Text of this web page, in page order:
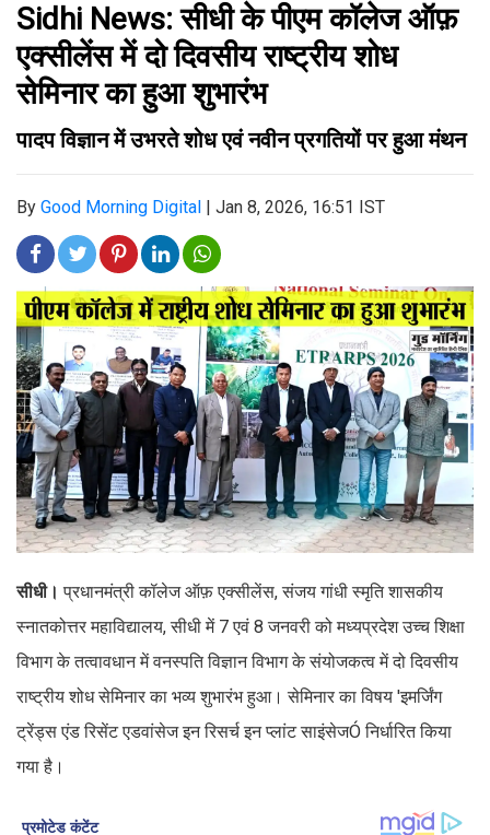
Sidhi News: सीधी के पीएम कॉलेज ऑफ़
एक्सीलेंस में दो दिवसीय राष्ट्रीय शोध
सेमिनार का हुआ शुभारंभ
पादप विज्ञान में उभरते शोध एवं नवीन प्रगतियों पर हुआ मंथन
By Good Morning Digital | Jan 8, 2026, 16:51 IST
सीधी।प्रधानमंत्री कॉलेज ऑफ़ एक्सीलेंस, संजय गांधी स्मृति शासकीय
स्नातकोत्तर महाविद्यालय, सीधी में 7 एवं 8 जनवरी को मध्यप्रदेश उच्च शिक्षा
विभाग के तत्वावधान में वनस्पति विज्ञान विभाग के संयोजकत्व में दो दिवसीय
राष्ट्रीय शोध सेमिनार का भव्य शुभारंभ हुआ। सेमिनार का विषय 'इमर्जिंग
ट्रेंड्स एंड रिसेंट एडवांसेज इन रिसर्च इन प्लांट साइंसेजÓ निर्धारित किया
गया है।